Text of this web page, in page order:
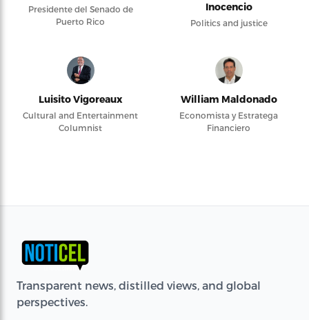
Presidente del Senado de
Puerto Rico
Inocencio
Politics and justice
Luisito Vigoreaux
Cultural and Entertainment
Columnist
William Maldonado
Economista y Estratega
Financiero
Transparent news, distilled views, and global
perspectives.